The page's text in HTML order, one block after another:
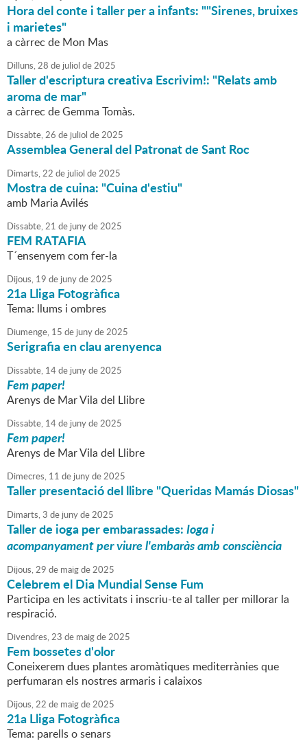
Hora del conte i taller per a infants: ""Sirenes, bruixes
i marietes"
a càrrec de Mon Mas
Dilluns,28 de juliol de2025
Taller d'escriptura creativa Escrivim!: "Relats amb
aroma de mar"
a càrrec de Gemma Tomàs.
Dissabte,26 de juliol de2025
Assemblea General del Patronat de Sant Roc
Dimarts,22 de juliol de2025
Mostra de cuina: "Cuina d'estiu"
amb Maria Avilés
Dissabte,21 de junyde2025
FEM RATAFIA
T´ensenyem com fer-la
Dijous, 19 de junyde2025
21a Lliga Fotogràfica
Tema: llums i ombres
Diumenge, 15 de junyde2025
Serigrafia en clau arenyenca
Dissabte, 14de junyde2025
Fem paper!
Arenys de Mar Vila del Llibre
Dissabte, 14de junyde2025
Fem paper!
Arenys de Mar Vila del Llibre
Dimecres, 11 de junyde2025
Taller presentació del llibre "Queridas Mamás Diosas"
Dimarts,3 de junyde2025
Taller de ioga per embarassades:Ioga i
acompanyament per viure l'embaràs amb consciència
Dijous,29 de maigde2025
Celebrem el Dia Mundial Sense Fum
Participa en les activitats i inscriu-te al taller per millorar la
respiració.
Divendres,23 de maigde2025
Fem bossetes d'olor
Coneixerem dues plantes aromàtiques mediterrànies que
perfumaran els nostres armaris i calaixos
Dijous,22 de maigde2025
21a Lliga Fotogràfica
Tema: parells o senars